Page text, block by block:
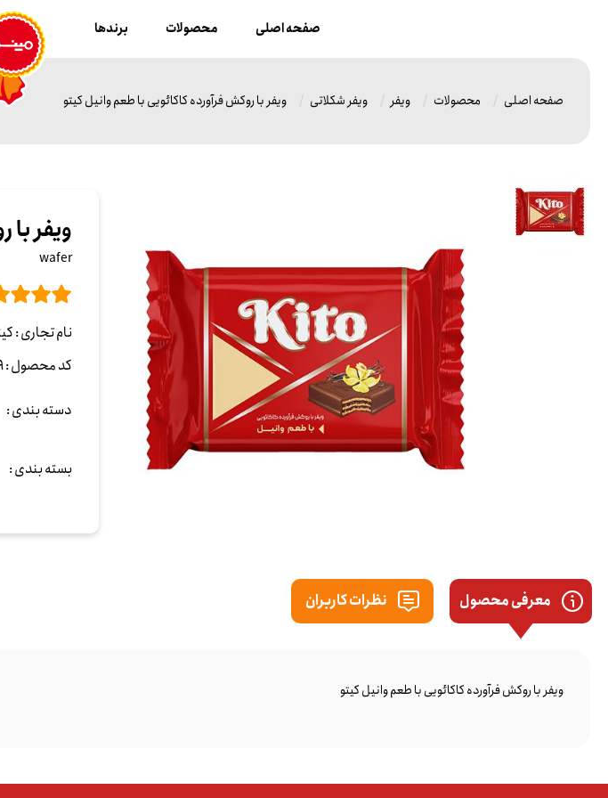
صفحه اصلی محصولات برندها
صفحه اصلی محصولات ویفر ویفر شکلاتی ویفر با روکش فرآورده کاکائویی با طعم وانیل کیتو
ویفر با
wafer
نام تجاری :
کد محصول :
دسته بندی :
بسته بندی :
معرفی محصول نظرات کاربران
ویفر با روکش فرآورده کاکائویی با طعم وانیل کیتو